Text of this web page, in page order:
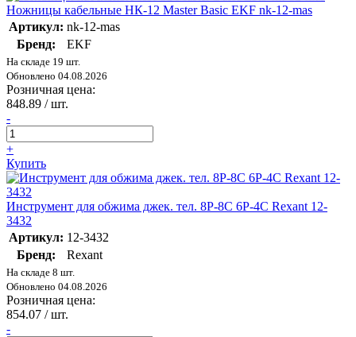
Ножницы кабельные НК-12 Master Basic EKF nk-12-mas
Артикул: nk-12-mas
Бренд:
EKF
На складе 19 шт.
Обновлено 04.08.2026
Розничная цена:
848.89 / шт.
-
+
Купить
Инструмент для обжима джек. тел. 8P-8C 6P-4C Rexant 12-
3432
Артикул: 12-3432
Бренд:
Rexant
На складе 8 шт.
Обновлено 04.08.2026
Розничная цена:
854.07 / шт.
-